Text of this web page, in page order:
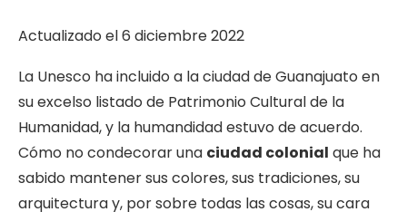
Actualizado el 6 diciembre 2022
La Unesco ha incluido a la ciudad de Guanajuato en
su excelso listado de Patrimonio Cultural de la
Humanidad, y la humandidad estuvo de acuerdo.
Cómo no condecorar una ciudad colonial que ha
sabido mantener sus colores, sus tradiciones, su
arquitectura y, por sobre todas las cosas, su cara